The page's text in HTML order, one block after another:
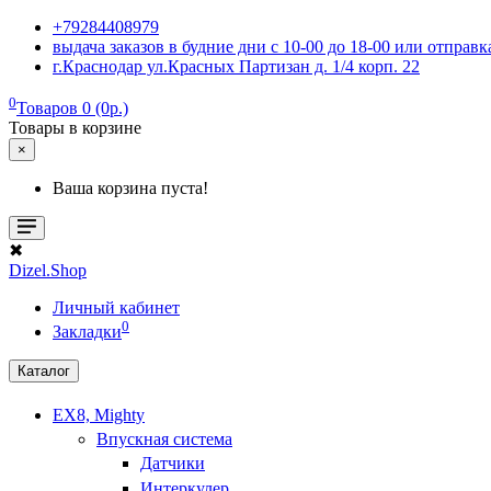
+79284408979
выдача заказов в будние дни с 10-00 до 18-00 или
г.Краснодар ул.Красных Партизан д. 1/4 корп. 22
0Товаров 0 (0р.)
Товары в корзине
×
Ваша корзина пуста!
✖
Dizel.Shop
Личный кабинет
Закладки0
Каталог
EX8, Mighty
Впускная система
Датчики